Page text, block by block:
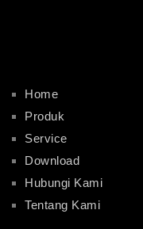
Home
Produk
Service
Download
Hubungi Kami
Tentang Kami